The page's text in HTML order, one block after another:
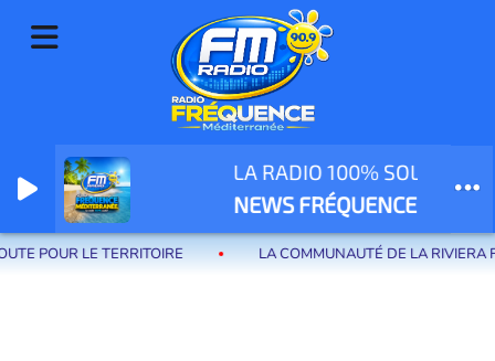
Radio Fréquence Méditerranée la radio de menton et des communes de
la riviera française
LA RADIO 100% SOLEIL
NEWS FRÉQUENCE
POUR LE TERRITOIRE LA COMMUNAUTÉ DE LA RIVIERA